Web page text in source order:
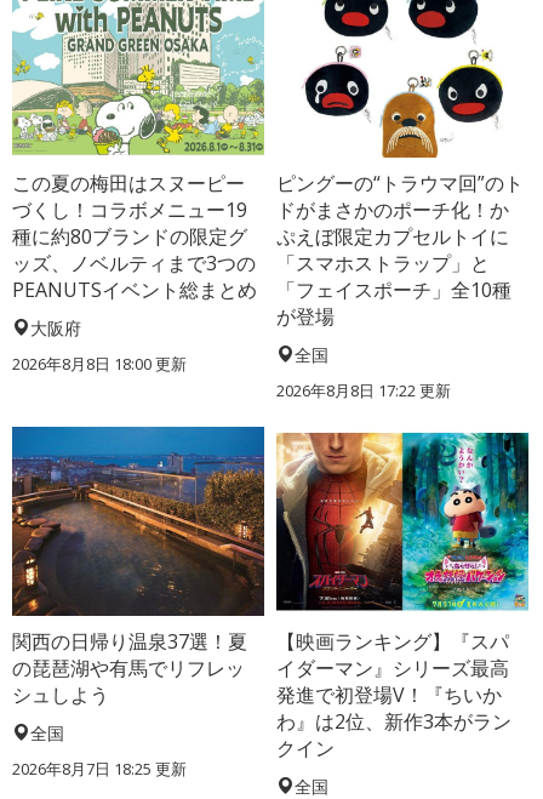
この夏の梅田はスヌーピー
づくし！コラボメニュー19
種に約80ブランドの限定グ
ッズ、ノベルティまで3つの
PEANUTSイベント総まとめ
大阪府
2026年8月8日 18:00更新
ピングーの“トラウマ回”のト
ドがまさかのポーチ化！か
ぷえぼ限定カプセルトイに
「スマホストラップ」と
「フェイスポーチ」全10種
が登場
全国
2026年8月8日 17:22更新
関西の日帰り温泉37選！夏
の琵琶湖や有馬でリフレッ
シュしよう
全国
2026年8月7日 18:25 更新
【映画ランキング】『スパ
イダーマン』シリーズ最高
発進で初登場V！『ちいか
わ』は2位、新作3本がラン
クイン
全国